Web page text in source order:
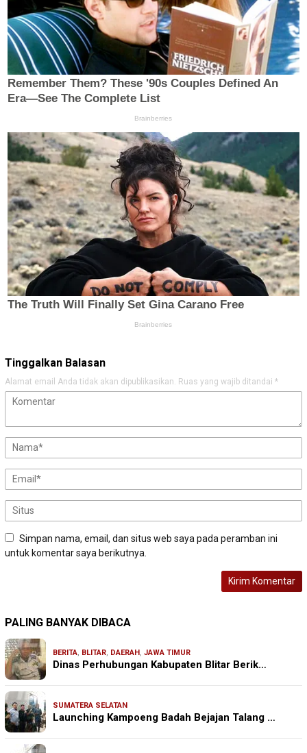
Tinggalkan Balasan
Alamat email Anda tidak akan dipublikasikan. Ruas yang wajib ditandai *
Simpan nama, email, dan situs web saya pada peramban ini
untuk komentar saya berikutnya.
PALING BANYAK DIBACA
BERITA, BLITAR, DAERAH , JAWA TIMUR
Dinas Perhubungan Kabupaten Blitar Berik…
SUMATERA SELATAN
Launching Kampoeng Badah Bejajan Talang …